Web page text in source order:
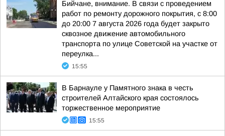
Бийчане, внимание. В связи с проведением
работ по ремонту дорожного покрытия, с 8:00
до 20:00 7 августа 2026 года будет закрыто
сквозное движение автомобильного
транспорта по улице Советской на участке от
переулка...
15:55
В Барнауле у Памятного знака в честь
строителей Алтайского края состоялось
торжественное мероприятие
15:55